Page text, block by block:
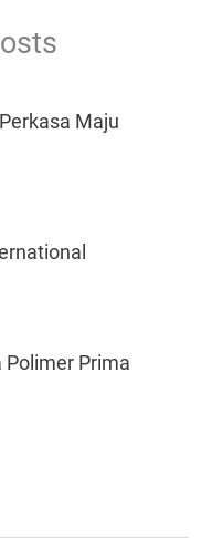
Maju
Polimer Prima